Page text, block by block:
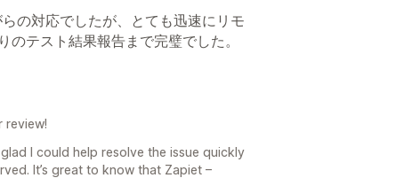
の対応でしたが、とても迅速にリモ
テスト結果報告まで完璧でした。
review!
I could help resolve the issue quickly
It’s great to know that Zapiet –